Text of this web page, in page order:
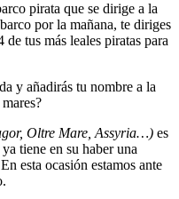
pirata que se dirige a la
por la mañana, te diriges
tus más leales piratas para
y añadirás tu nombre a la
Oltre Mare, Assyria…) es
tiene en su haber una
esta ocasión estamos ante